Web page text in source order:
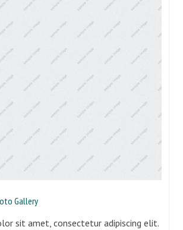
Gallery
sit amet, consectetur adipiscing elit.